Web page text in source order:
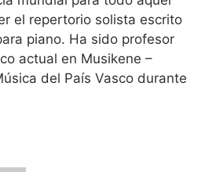
el repertorio solista escrito
piano. Ha sido profesor
actual en Musikene –
del País Vasco durante